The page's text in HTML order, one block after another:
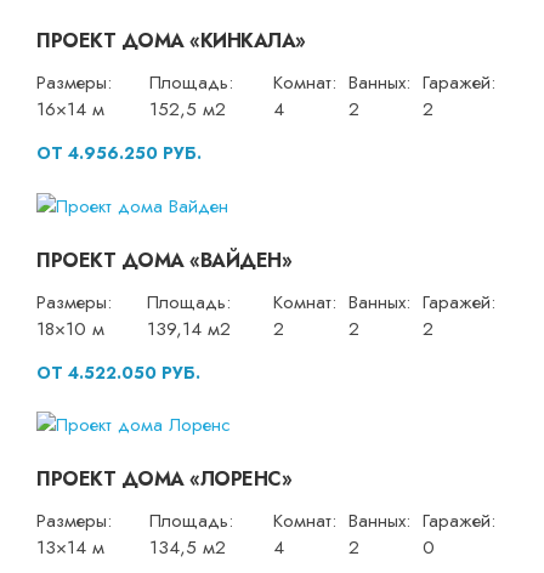
ПРОЕКТ ДОМА «КИНКАЛА»
Размеры:
16×14 м
Площадь:
152,5 м2
Комнат:
4
Ванных:
2
Гаражей:
2
ОТ 4.956.250 РУБ.
ПРОЕКТ ДОМА «ВАЙДЕН»
Размеры:
18×10 м
Площадь:
139,14 м2
Комнат:
2
Ванных:
2
Гаражей:
2
ОТ 4.522.050 РУБ.
ПРОЕКТ ДОМА «ЛОРЕНС»
Размеры:
13×14 м
Площадь:
134,5 м2
Комнат:
4
Ванных:
2
Гаражей:
0